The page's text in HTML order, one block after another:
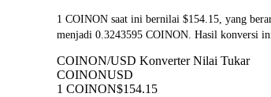
1 COINON saat ini bernilai $154.15, yang
menjadi 0.3243595 COINON. Hasil konversi
COINON/USD Konverter Nilai Tukar
COINONUSD
1 COINON$154.15